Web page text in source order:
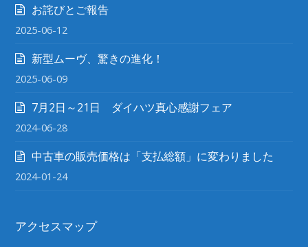
お詫びとご報告
2025-06-12
新型ムーヴ、驚きの進化！
2025-06-09
7月2日～21日 ダイハツ真心感謝フェア
2024-06-28
中古車の販売価格は「支払総額」に変わりました
2024-01-24
アクセスマップ